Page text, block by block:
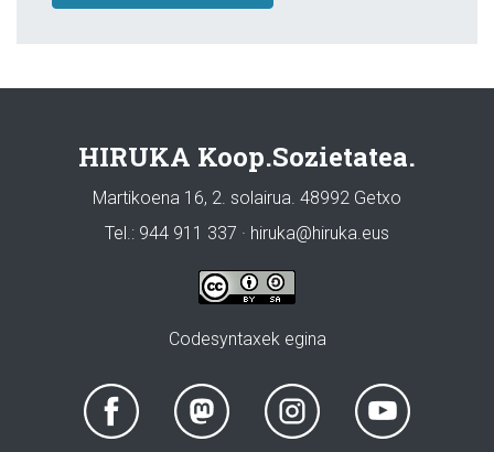
HIRUKA Koop.Sozietatea.
Martikoena 16, 2. solairua. 48992 Getxo
Tel.: 944 911 337 · hiruka@hiruka.eus
Codesyntaxek egina